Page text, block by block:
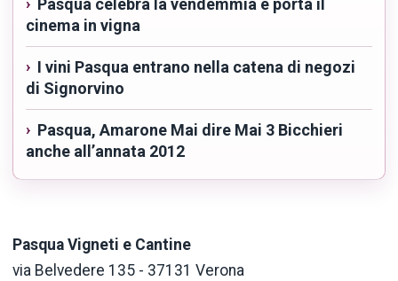
Pasqua celebra la vendemmia e porta il
cinema in vigna
I vini Pasqua entrano nella catena di negozi
di Signorvino
Pasqua, Amarone Mai dire Mai 3 Bicchieri
anche all’annata 2012
Pasqua Vigneti e Cantine
via Belvedere 135 - 37131 Verona